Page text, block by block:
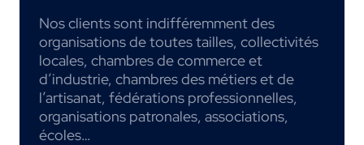
Nos clients sont indifféremment des
organisations de toutes tailles, collectivités
locales, chambres de commerce et
d’industrie, chambres des métiers et de
l’artisanat, fédérations professionnelles,
organisations patronales, associations,
écoles…